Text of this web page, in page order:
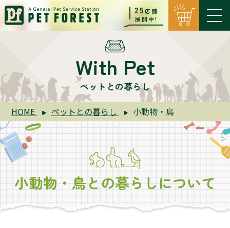
25店舗
展開中!
With Pet
ペットとの暮らし
HOME ペットとの暮らし 小動物・鳥
小動物・鳥との暮らしについて